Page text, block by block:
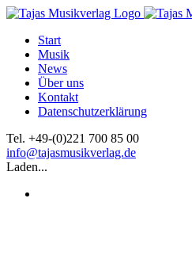
Start
Musik
News
Über uns
Kontakt
Datenschutzerklärung
Tel. +49-(0)221 700 85 00
info@tajasmusikverlag.de
Laden...